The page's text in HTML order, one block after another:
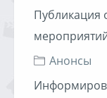
Публикация
Анонсы
Новая
широкую
которой будет
филигранно